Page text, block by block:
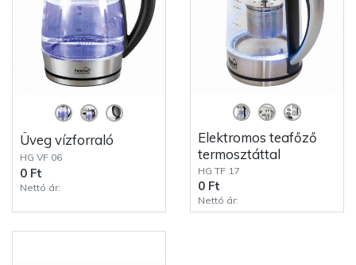
Üveg vízforraló
HG VF 06
0 Ft
Nettó ár:
Elektromos teafőző
termosztáttal
HG TF 17
0 Ft
Nettó ár: